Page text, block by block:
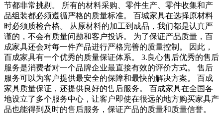
节都非常挑剔。 所有的材料采购、零件生产、零件收集和产
品组装都必须遵循严格的质量标准。 百城家具在选择原材料
时必须质检合格。 从原材料的加工到成品，我们都是认真严
谨的，不会有质量问题和客户投诉。 为了保证产品质量，百
成家具还会对每一件产品进行严格完善的质量控制。 因此，
百成家具有一个优秀的质量保证体系。 3.良心售后优秀的售后
服务是消费者对一个品牌企业最直接有效的评价方式。 售后
服务可以为客户提供最安全的保障和最快的解决方案。 百成
家具质量保证，还提供良好的售后服务。 百成家具在全国各
地设立了多个服务中心，让客户即使在很远的地方购买家具产
品也能得到及时的售后服务，保证产品的质量和质量信誉。